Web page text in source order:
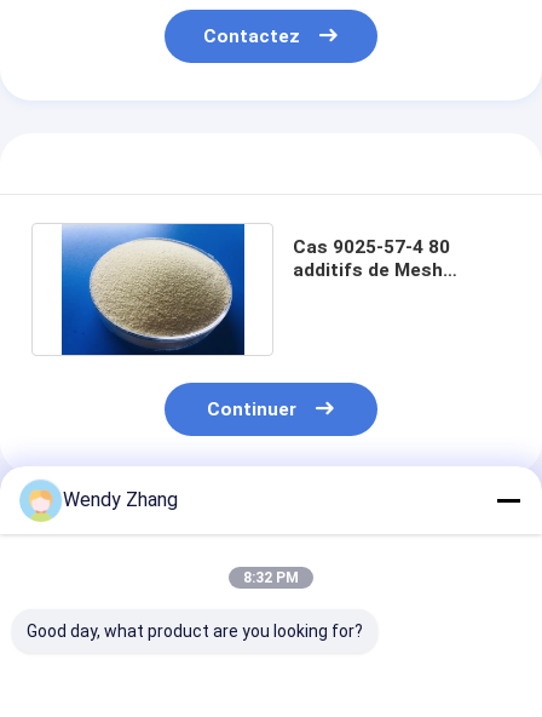
Contactez
Cas 9025-57-4 80
additifs de Mesh
Continuer
Produits Recommandés
Wendy Zhang
8:32 PM
Good day, what product are you looking for?